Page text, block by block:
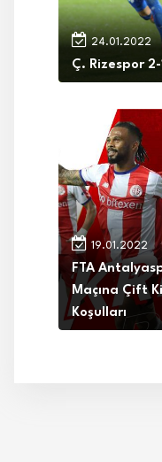
24.01.2022
Ç. Rizespor
19.01.2022
FTA
Maçına Çift
Koşulları